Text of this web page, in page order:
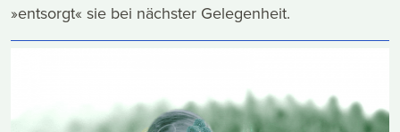
»entsorgt« sie bei nächster Gelegenheit.